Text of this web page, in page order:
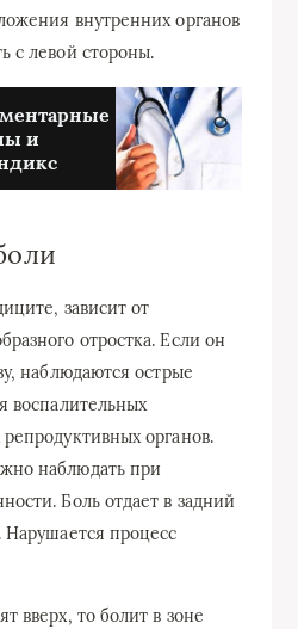
внутренних органов
с левой стороны.
и
зависит от
отростка. Если он
наблюдаются острые
воспалительных
органов.
наблюдать при
Боль отдает в задний
процесс
вверх, то болит в зоне